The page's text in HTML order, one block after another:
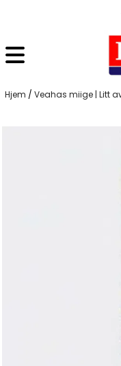
Hjem / Veahas miige | Litt